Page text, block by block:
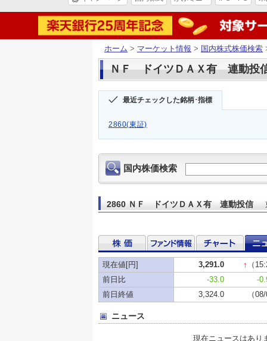
ホーム > マーケット情報 > 国内株式株価検索
ＮＦ ドイツＤＡＸ有 連動投
最近チェックした銘柄･指標
2860(東証)